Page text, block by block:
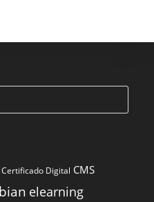
Certificado Digital CMS
elearning